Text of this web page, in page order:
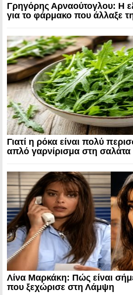
Γρηγόρης Αρναούτογλου: Η
για το φάρμακο που άλλαξε
Γιατί η ρόκα είναι πολύ
απλό γαρνίρισμα στη
Λίνα Μαρκάκη: Πώς είναι
που ξεχώρισε στη Λάμψη